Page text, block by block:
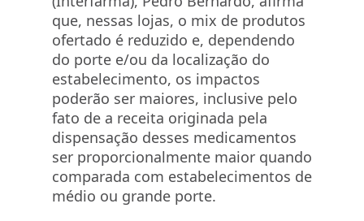
que, nessas lojas, o mix de produtos
ofertado é reduzido e, dependendo
do porte e/ou da localização do
estabelecimento, os impactos
poderão ser maiores, inclusive pelo
fato de a receita originada pela
dispensação desses medicamentos
ser proporcionalmente maior quando
comparada com estabelecimentos de
médio ou grande porte.